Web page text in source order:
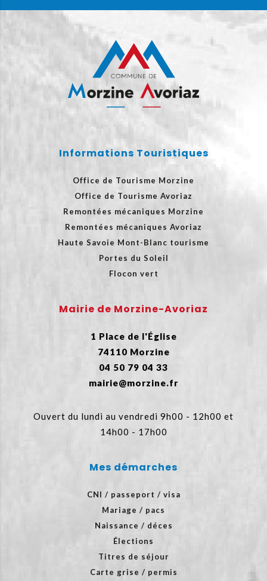
Informations Touristiques
Office de Tourisme Morzine
Office de Tourisme Avoriaz
Remontées mécaniques Morzine
Remontées mécaniques Avoriaz
Haute Savoie Mont-Blanc tourisme
Portes du Soleil
Flocon vert
Mairie de Morzine-Avoriaz
1 Place de l'Église
74110 Morzine
04 50 79 04 33
mairie@morzine.fr
Ouvert du lundi au vendredi 9h00 - 12h00 et
14h00 - 17h00
Mes démarches
CNI / passeport / visa
Mariage / pacs
Naissance / déces
Élections
Titres de séjour
Carte grise / permis